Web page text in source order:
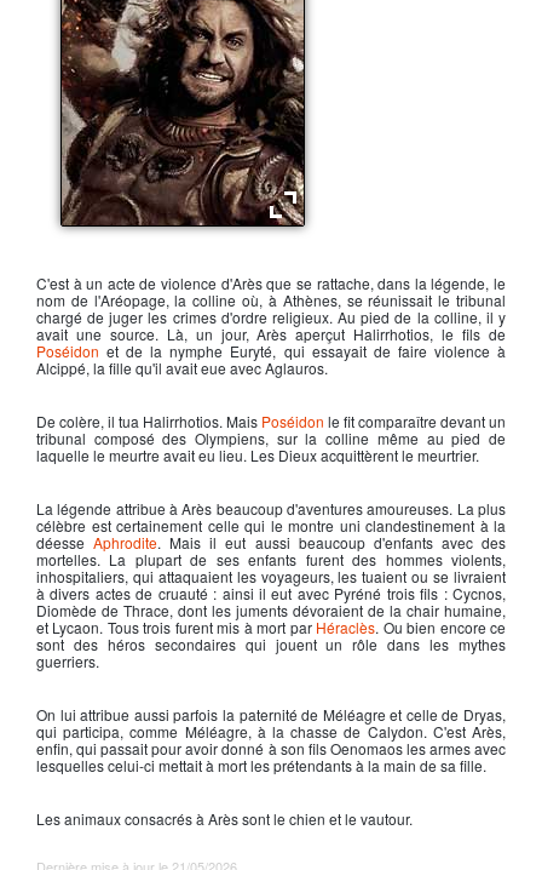
C'est à un acte de violence d'Arès que se rattache, dans la légende, le
nom de l'Aréopage, la colline où, à Athènes, se réunissait le tribunal
chargé de juger les crimes d'ordre religieux. Au pied de la colline, il y
avait une source. Là, un jour,Arès aperçut Halirrhotios, le fils de
Poséidon et de la nymphe Euryté, qui essayait de faire violence à
Alcippé, la fille qu'il avait eue avec Aglauros.
De colère, il tua Halirrhotios. Mais Poséidon le fit comparaître devant un
tribunal composé des Olympiens, sur la colline même au pied de
laquelle le meurtre avait eu lieu. Les Dieux acquittèrent le meurtrier.
La légende attribue àArès beaucoup d'aventures amoureuses. La plus
célèbre est certainement celle qui le montre uni clandestinement à la
déesseAphrodite. Mais il eut aussi beaucoup d'enfants avec des
mortelles. La plupart de ses enfants furent des hommes violents,
inhospitaliers, qui attaquaient les voyageurs, les tuaient ou se livraient
à divers actes de cruauté : ainsi il eut avec Pyréné trois fils : Cycnos,
Diomède de Thrace, dont les juments dévoraient de la chair humaine,
et Lycaon. Tous trois furent mis à mort par Héraclès. Ou bien encore ce
sont des héros secondaires qui jouent un rôle dans les mythes
guerriers.
On lui attribue aussi parfois la paternité de Méléagre et celle de Dryas,
qui participa, comme Méléagre, à la chasse de Calydon. C'est Arès,
enfin, qui passait pour avoir donné à son fils Oenomaos les armes avec
lesquelles celui-ci mettait à mort les prétendants à la main de sa fille.
Les animaux consacrés à Arèssont le chien et le vautour.